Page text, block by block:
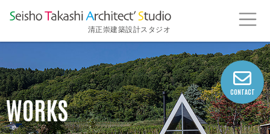
清正崇建築設計スタジオ
WORKS
CONTACT